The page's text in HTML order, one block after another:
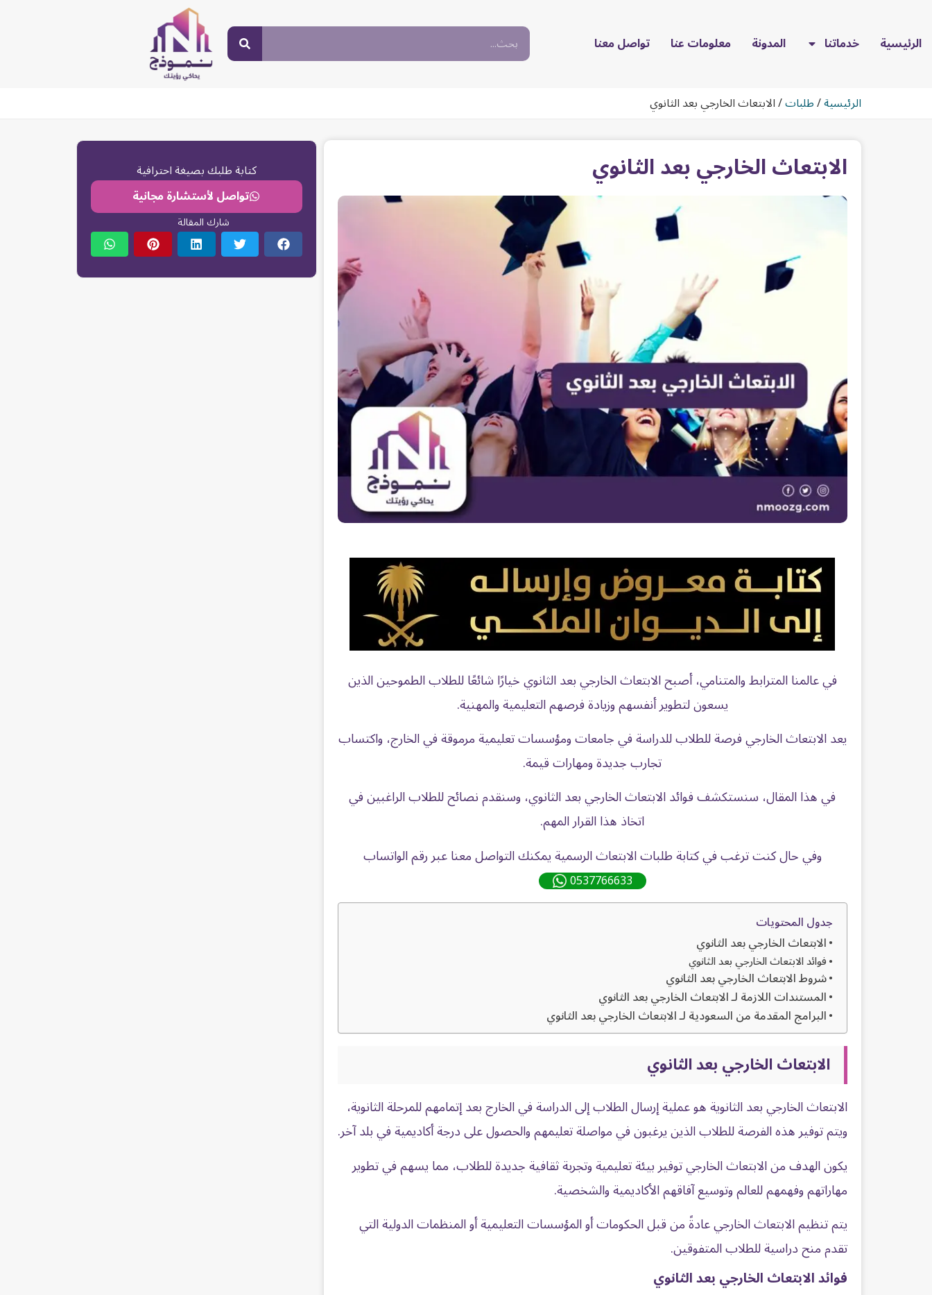
الرئيسية خدماتنا المدونة معلومات عنا تواصل معنا
الرئيسية/طلبات/الابتعاث الخارجي بعد الثانوي
الابتعاث الخارجي بعد الثانوي
في عالمنا المترابط والمتنامي، أصبح الابتعاث الخارجي بعد الثانوي خيارًا شائعًا للطلاب الطموحين الذين
يسعون لتطوير أنفسهم وزيادة فرصهم التعليمية والمهنية.
يعد الابتعاث الخارجي فرصة للطلاب للدراسة في جامعات ومؤسسات تعليمية مرموقة في الخارج، واكتساب
تجارب جديدة ومهارات قيمة.
في هذا المقال، سنستكشف فوائد الابتعاث الخارجي بعد الثانوي، وسنقدم نصائح للطلاب الراغبين في
اتخاذ هذا القرار المهم.
وفي حال كنت ترغب في كتابة طلبات الابتعاث الرسمية يمكنك التواصل معنا عبر رقم الواتساب
0537766633
جدول المحتويات
الابتعاث الخارجي بعد الثانوي
فوائد الابتعاث الخارجي بعد الثانوي
شروط الابتعاث الخارجي بعد الثانوي
المستندات اللازمة لـ الابتعاث الخارجي بعد الثانوي
البرامج المقدمة من السعودية لـ الابتعاث الخارجي بعد الثانوي
الابتعاث الخارجي بعد الثانوي
الابتعاث الخارجي بعد الثانوية هو عملية إرسال الطلاب إلى الدراسة في الخارج بعد إتمامهم للمرحلة الثانوية،
ويتم توفير هذه الفرصة للطلاب الذين يرغبون في مواصلة تعليمهم والحصول على درجة أكاديمية في بلد آخر.
يكون الهدف من الابتعاث الخارجي توفير بيئة تعليمية وتجربة ثقافية جديدة للطلاب، مما يسهم في تطوير
مهاراتهم وفهمهم للعالم وتوسيع آفاقهم الأكاديمية والشخصية.
يتم تنظيم الابتعاث الخارجي عادةً من قبل الحكومات أو المؤسسات التعليمية أو المنظمات الدولية التي
تقدم منح دراسية للطلاب المتفوقين.
فوائد الابتعاث الخارجي بعد الثانوي
كتابة طلبك بصيغة احترافية
تواصل لأستشارة مجانية
شارك المقالة